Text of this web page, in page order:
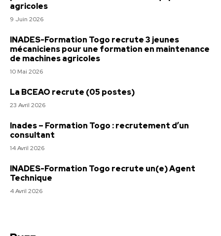
agricoles
9 Juin 2026
INADES-Formation Togo recrute 3 jeunes
mécaniciens pour une formation en maintenance
de machines agricoles
10 Mai 2026
La BCEAO recrute (05 postes)
23 Avril 2026
Inades – Formation Togo : recrutement d’un
consultant
14 Avril 2026
INADES-Formation Togo recrute un(e) Agent
Technique
4 Avril 2026